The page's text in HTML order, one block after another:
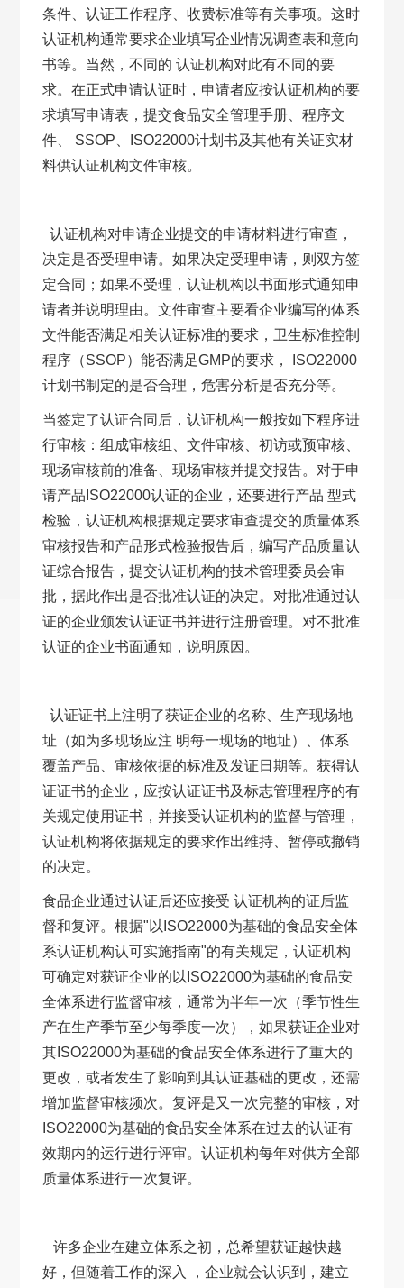
条件、认证工作程序、收费标准等有关事项。这时
认证机构通常要求企业填写企业情况调查表和意向
书等。当然，不同的 认证机构对此有不同的要
求。在正式申请认证时，申请者应按认证机构的要
求填写申请表，提交食品安全管理手册、程序文
件、 SSOP、ISO22000计划书及其他有关证实材
料供认证机构文件审核。
认证机构对申请企业提交的申请材料进行审查，
决定是否受理申请。如果决定受理申请，则双方签
定合同；如果不受理，认证机构以书面形式通知申
请者并说明理由。文件审查主要看企业编写的体系
文件能否满足相关认证标准的要求，卫生标准控制
程序（SSOP）能否满足GMP的要求， ISO22000
计划书制定的是否合理，危害分析是否充分等。
当签定了认证合同后，认证机构一般按如下程序进
行审核：组成审核组、文件审核、初访或预审核、
现场审核前的准备、现场审核并提交报告。对于申
请产品ISO22000认证的企业，还要进行产品 型式
检验，认证机构根据规定要求审查提交的质量体系
审核报告和产品形式检验报告后，编写产品质量认
证综合报告，提交认证机构的技术管理委员会审
批，据此作出是否批准认证的决定。对批准通过认
证的企业颁发认证证书并进行注册管理。对不批准
认证的企业书面通知，说明原因。
认证证书上注明了获证企业的名称、生产现场地
址（如为多现场应注 明每一现场的地址）、体系
覆盖产品、审核依据的标准及发证日期等。获得认
证证书的企业，应按认证证书及标志管理程序的有
关规定使用证书，并接受认证机构的监督与管理，
认证机构将依据规定的要求作出维持、暂停或撤销
的决定。
食品企业通过认证后还应接受 认证机构的证后监
督和复评。根据"以ISO22000为基础的食品安全体
系认证机构认可实施指南"的有关规定，认证机构
可确定对获证企业的以ISO22000为基础的食品安
全体系进行监督审核，通常为半年一次（季节性生
产在生产季节至少每季度一次），如果获证企业对
其ISO22000为基础的食品安全体系进行了重大的
更改，或者发生了影响到其认证基础的更改，还需
增加监督审核频次。复评是又一次完整的审核，对
ISO22000为基础的食品安全体系在过去的认证有
效期内的运行进行评审。认证机构每年对供方全部
质量体系进行一次复评。
许多企业在建立体系之初，总希望获证越快越
好，但随着工作的深入 ，企业就会认识到，建立